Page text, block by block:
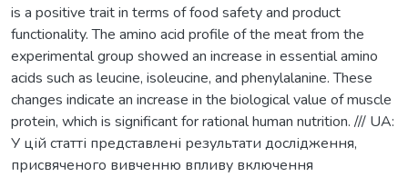
is a positive trait in terms of food safety and product
functionality. The amino acid profile of the meat from the
experimental group showed an increase in essential amino
acids such as leucine, isoleucine, and phenylalanine. These
changes indicate an increase in the biological value of muscle
protein, which is significant for rational human nutrition. /// UA:
У цій статті представлені результати дослідження,
присвяченого вивченню впливу включення